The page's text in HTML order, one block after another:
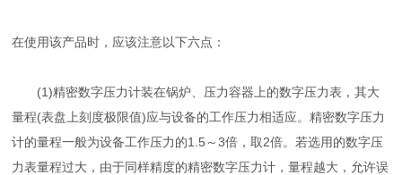
在使用该产品时，应该注意以下六点：
(1)精密数字压力计装在锅炉、压力容器上的数字压力表，其大
量程(表盘上刻度极限值)应与设备的工作压力相适应。精密数字压力
计的量程一般为设备工作压力的1.5～3倍，取2倍。若选用的数字压
力表量程过大，由于同样精度的精密数字压力计，量程越大，允许误